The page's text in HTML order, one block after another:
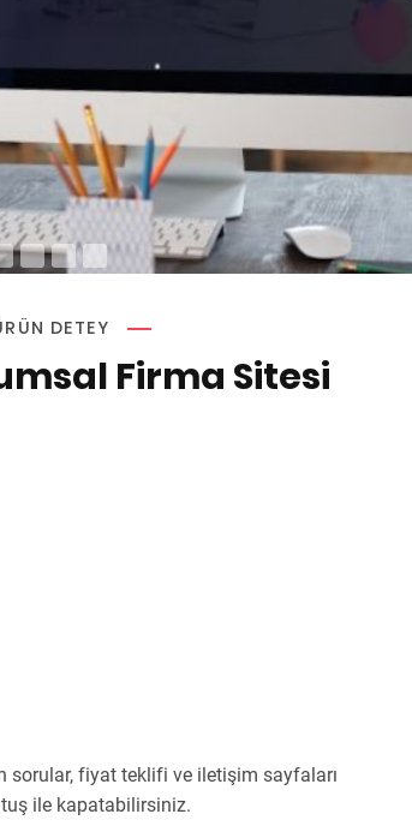
DETEY
Firma Sitesi
sorular, fiyat teklifi ve iletişim sayfaları
ile kapatabilirsiniz.